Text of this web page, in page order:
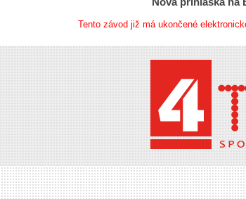
Tento závod již má ukončené